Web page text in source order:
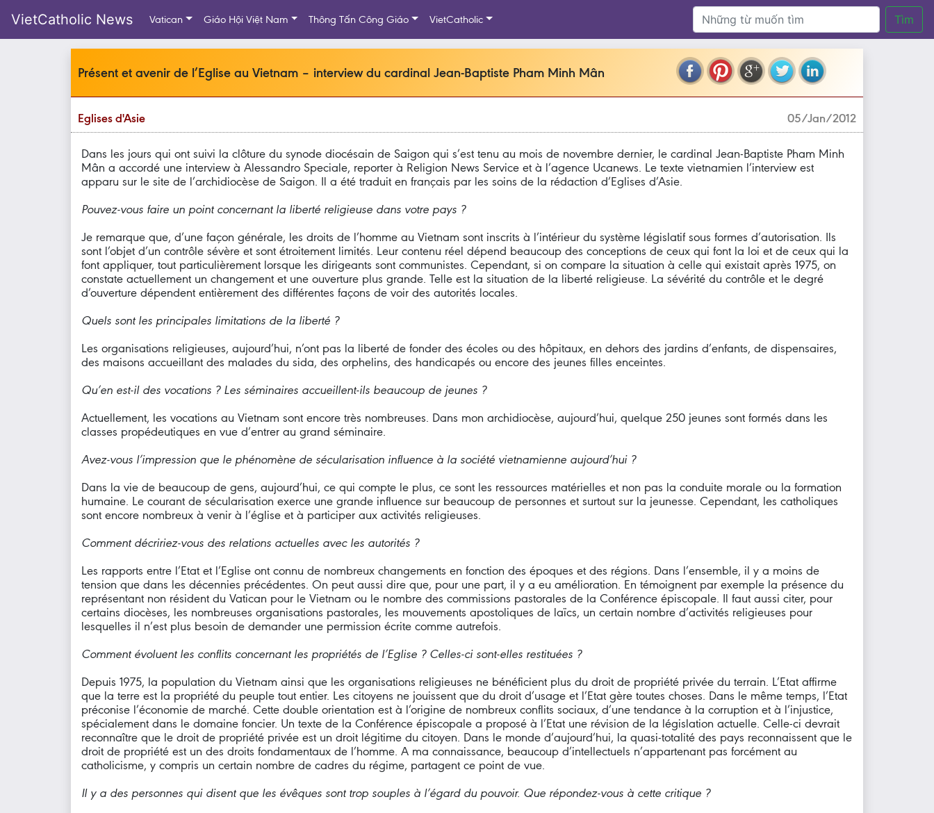
VietCatholic News Vatican Giáo Hội Việt Nam Thông Tấn Công Giáo VietCatholic Tìm
Présent et avenir de l’Eglise au Vietnam – interview du cardinal Jean-Baptiste Pham Minh Mân
Eglises d'Asie 05/Jan/2012
Dans les jours qui ont suivi la clôture du synode diocésain de Saigon qui s’est tenu au mois de novembre dernier, le cardinal Jean-Baptiste Pham Minh
Mân a accordé une interview à Alessandro Speciale, reporter à Religion News Service et à l’agence Ucanews. Le texte vietnamien l’interview est
apparu sur le site de l’archidiocèse de Saigon. Il a été traduit en français par les soins de la rédaction d’Eglises d’Asie.
Pouvez-vous faire un point concernant la liberté religieuse dans votre pays ?
Je remarque que, d’une façon générale, les droits de l’homme au Vietnam sont inscrits à l’intérieur du système législatif sous formes d’autorisation. Ils
sont l’objet d’un contrôle sévère et sont étroitement limités. Leur contenu réel dépend beaucoup des conceptions de ceux qui font la loi et de ceux qui la
font appliquer, tout particulièrement lorsque les dirigeants sont communistes. Cependant, si on compare la situation à celle qui existait après 1975, on
constate actuellement un changement et une ouverture plus grande. Telle est la situation de la liberté religieuse. La sévérité du contrôle et le degré
d’ouverture dépendent entièrement des différentes façons de voir des autorités locales.
Quels sont les principales limitations de la liberté ?
Les organisations religieuses, aujourd’hui, n’ont pas la liberté de fonder des écoles ou des hôpitaux, en dehors des jardins d’enfants, de dispensaires,
des maisons accueillant des malades du sida, des orphelins, des handicapés ou encore des jeunes filles enceintes.
Qu’en est-il des vocations ? Les séminaires accueillent-ils beaucoup de jeunes ?
Actuellement, les vocations au Vietnam sont encore très nombreuses. Dans mon archidiocèse, aujourd’hui, quelque 250 jeunes sont formés dans les
classes propédeutiques en vue d’entrer au grand séminaire.
Avez-vous l’impression que le phénomène de sécularisation influence à la société vietnamienne aujourd’hui ?
Dans la vie de beaucoup de gens, aujourd’hui, ce qui compte le plus, ce sont les ressources matérielles et non pas la conduite morale ou la formation
humaine. Le courant de sécularisation exerce une grande influence sur beaucoup de personnes et surtout sur la jeunesse. Cependant, les catholiques
sont encore nombreux à venir à l’église et à participer aux activités religieuses.
Comment décririez-vous des relations actuelles avec les autorités ?
Les rapports entre l’Etat et l’Eglise ont connu de nombreux changements en fonction des époques et des régions. Dans l’ensemble, il y a moins de
tension que dans les décennies précédentes. On peut aussi dire que, pour une part, il y a eu amélioration. En témoignent par exemple la présence du
représentant non résident du Vatican pour le Vietnam ou le nombre des commissions pastorales de la Conférence épiscopale. Il faut aussi citer, pour
certains diocèses, les nombreuses organisations pastorales, les mouvements apostoliques de laïcs, un certain nombre d’activités religieuses pour
lesquelles il n’est plus besoin de demander une permission écrite comme autrefois.
Comment évoluent les conflits concernant les propriétés de l’Eglise ? Celles-ci sont-elles restituées ?
Depuis 1975, la population du Vietnam ainsi que les organisations religieuses ne bénéficient plus du droit de propriété privée du terrain. L’Etat affirme
que la terre est la propriété du peuple tout entier. Les citoyens ne jouissent que du droit d’usage et l’Etat gère toutes choses. Dans le même temps, l’Etat
préconise l’économie de marché. Cette double orientation est à l’origine de nombreux conflits sociaux, d’une tendance à la corruption et à l’injustice,
spécialement dans le domaine foncier. Un texte de la Conférence épiscopale a proposé à l’Etat une révision de la législation actuelle. Celle-ci devrait
reconnaître que le droit de propriété privée est un droit légitime du citoyen. Dans le monde d’aujourd’hui, la quasi-totalité des pays reconnaissent que le
droit de propriété est un des droits fondamentaux de l’homme. A ma connaissance, beaucoup d’intellectuels n’appartenant pas forcément au
catholicisme, y compris un certain nombre de cadres du régime, partagent ce point de vue.
Il y a des personnes qui disent que les évêques sont trop souples à l’égard du pouvoir. Que répondez-vous à cette critique ?